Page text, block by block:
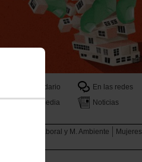
Calendario
En las redes
Multimedia Noticias
Salud Laboral y M. Ambiente
Mujeres